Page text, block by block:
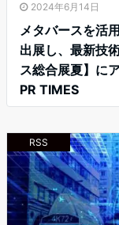
2024年6月14日
メタバースを活
出展し、最新技
ス総合展夏】に
PR TIMES
RSS